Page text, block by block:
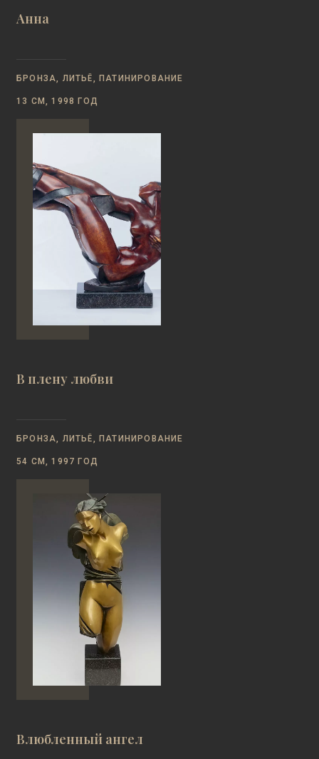
Анна
БРОНЗА, ЛИТЬЁ, ПАТИНИРОВАНИЕ
13 СМ, 1998 ГОД
В плену любви
БРОНЗА, ЛИТЬЁ, ПАТИНИРОВАНИЕ
54 СМ, 1997 ГОД
Влюбленный ангел